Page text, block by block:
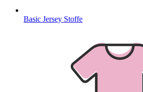
Basic Jersey Stoffe